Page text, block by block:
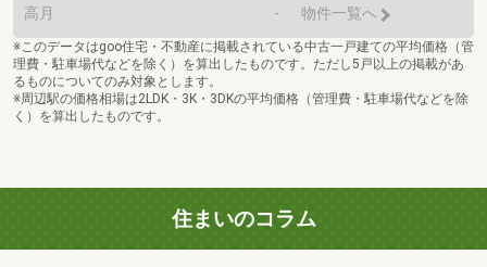
高月 - 物件一覧へ
※このデータはgoo住宅・不動産に掲載されている中古一戸建ての平均価格（管
理費・駐車場代などを除く）を算出したものです。ただし5戸以上の掲載があ
るものについてのみ対象とします。
※周辺駅の価格相場は2LDK・3K・3DKの平均価格（管理費・駐車場代などを除
く）を算出したものです。
住まいのコラム